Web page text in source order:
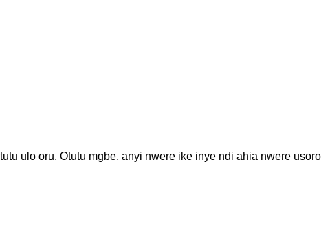
ụlọ ọrụ. Ọtụtụ mgbe, anyị nwere ike inye ndị ahịa nwere usoro